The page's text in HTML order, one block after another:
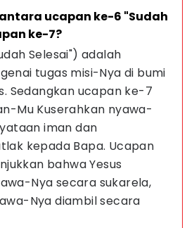
ucapan ke-6 "Sudah
ke-7?
Selesai") adalah
tugas misi-Nya di bumi
Sedangkan ucapan ke-7
Mu Kuserahkan nyawa-
iman dan
kepada Bapa. Ucapan
bahwa Yesus
Nya secara sukarela,
Nya diambil secara